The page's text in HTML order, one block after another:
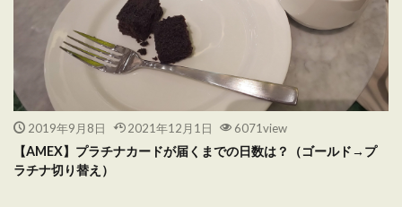
2019年9月8日 2021年12月1日 6071view
【AMEX】プラチナカードが届くまでの日数は？（ゴールド→プ
ラチナ切り替え）